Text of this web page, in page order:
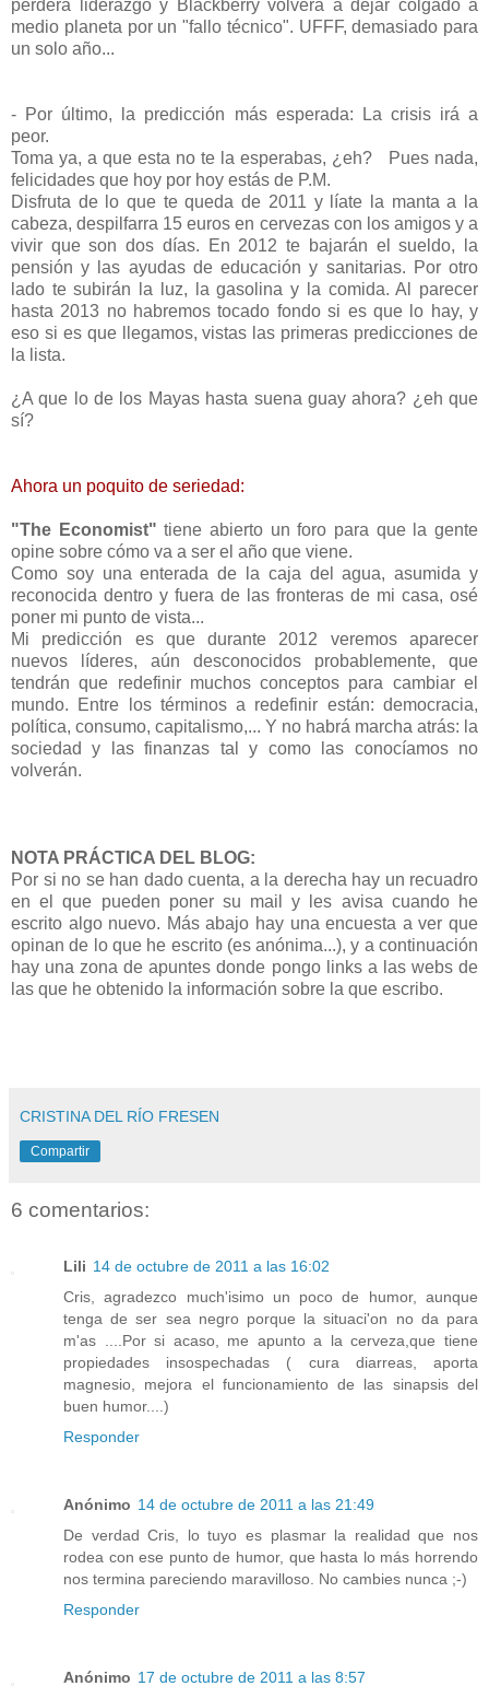
perderá liderazgo y Blackberry volverá a dejar colgado a
medio planeta por un "fallo técnico". UFFF, demasiado para
un solo año...
- Por último, la predicción más esperada: La crisis irá a
peor.
Toma ya, a que esta no te la esperabas, ¿eh? Pues nada,
felicidades que hoy por hoy estás de P.M.
Disfruta de lo que te queda de 2011 y líate la manta a la
cabeza, despilfarra 15 euros en cervezas con los amigos y a
vivir que son dos días. En 2012 te bajarán el sueldo, la
pensión y las ayudas de educación y sanitarias. Por otro
lado te subirán la luz, la gasolina y la comida. Al parecer
hasta 2013 no habremos tocado fondo si es que lo hay, y
eso si es que llegamos, vistas las primeras predicciones de
la lista.
¿A que lo de los Mayas hasta suena guay ahora? ¿eh que
sí?
Ahora un poquito de seriedad:
"The Economist" tiene abierto un foro para que la gente
opine sobre cómo va a ser el año que viene.
Como soy una enterada de la caja del agua, asumida y
reconocida dentro y fuera de las fronteras de mi casa, osé
poner mi punto de vista...
Mi predicción es que durante 2012 veremos aparecer
nuevos líderes, aún desconocidos probablemente, que
tendrán que redefinir muchos conceptos para cambiar el
mundo. Entre los términos a redefinir están: democracia,
política, consumo, capitalismo,... Y no habrá marcha atrás: la
sociedad y las finanzas tal y como las conocíamos no
volverán.
NOTA PRÁCTICA DEL BLOG:
Por si no se han dado cuenta, a la derecha hay un recuadro
en el que pueden poner su mail y les avisa cuando he
escrito algo nuevo. Más abajo hay una encuesta a ver que
opinan de lo que he escrito (es anónima...), y a continuación
hay una zona de apuntes donde pongo links a las webs de
las que he obtenido la información sobre la que escribo.
CRISTINA DEL RÍO FRESEN
Compartir
6 comentarios:
Lili 14 de octubre de 2011 a las 16:02
Cris, agradezco much'isimo un poco de humor, aunque
tenga de ser sea negro porque la situaci'on no da para
m'as ....Por si acaso, me apunto a la cerveza,que tiene
propiedades insospechadas ( cura diarreas, aporta
magnesio, mejora el funcionamiento de las sinapsis del
buen humor....)
Responder
Anónimo 14 de octubre de 2011 a las 21:49
De verdad Cris, lo tuyo es plasmar la realidad que nos
rodea con ese punto de humor, que hasta lo más horrendo
nos termina pareciendo maravilloso. No cambies nunca ;-)
Responder
Anónimo 17 de octubre de 2011 a las 8:57